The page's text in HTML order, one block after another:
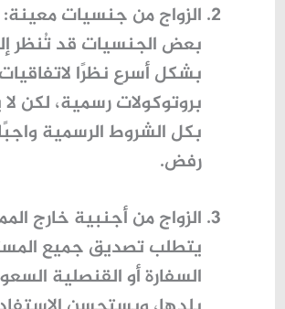
الزواج من جنسيات معينة:
بعض الجنسيات قد تُنظر
بشكل أسرع نظرًا
بروتوكولات رسمية، لكن لا
بكل الشروط الرسمية
رفض.
الزواج من أجنبية خارج
يتطلب تصديق جميع
السفارة أو القنصلية